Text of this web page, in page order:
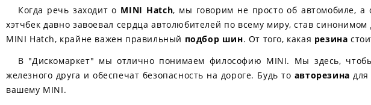
Когда речь заходит о MINI Hatch, мы говорим не просто об автомобиле, а
хэтчбек давно завоевал сердца автолюбителей по всему миру, став
MINI Hatch, крайне важен правильный подбор шин. От того, какая резина
В "Дискомаркет" мы отлично понимаем философию MINI. Мы здесь,
железного друга и обеспечат безопасность на дороге. Будь то авторезина
вашему MINI.